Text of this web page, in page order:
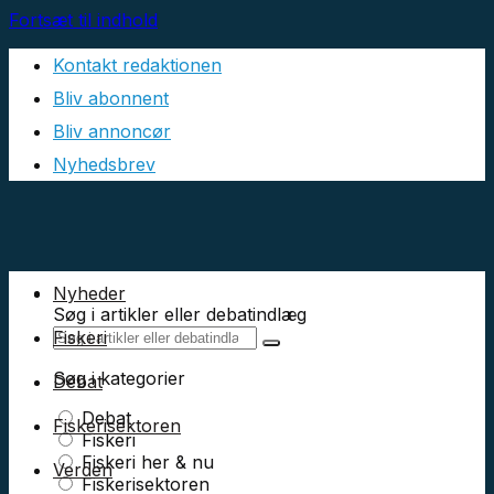
Fortsæt til indhold
Kontakt redaktionen
Bliv abonnent
Bliv annoncør
Nyhedsbrev
Søg i artikler eller debatindlæg
Søg i kategorier
Debat
Fiskeri
Fiskeri her & nu
Fiskerisektoren
Nyheder
Fiskeri
Debat
Fiskerisektoren
Verden